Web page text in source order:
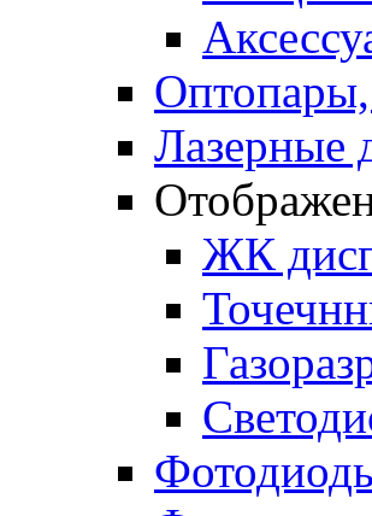
Лазерные
ЖК